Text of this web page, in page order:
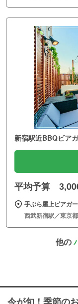
新宿駅近BBQビア
平均予算
手ぶら屋上ビアガ
西武新宿駅／東京都
他の